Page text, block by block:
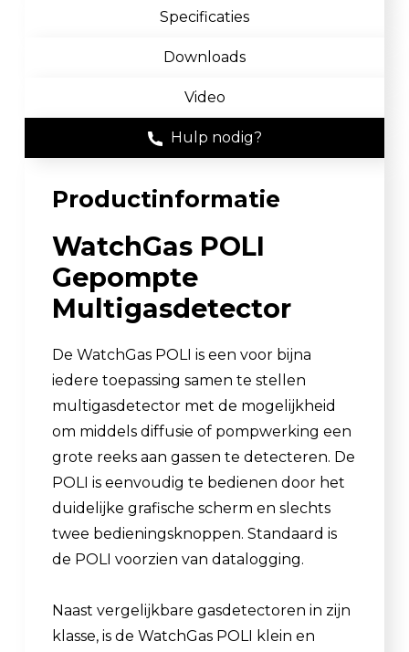
Specificaties
Downloads
Video
Hulp nodig?
Productinformatie
WatchGas POLI
Gepompte
Multigasdetector
De WatchGas POLI is een voor bijna
iedere toepassing samen te stellen
multigasdetector met de mogelijkheid
om middels diffusie of pompwerking een
grote reeks aan gassen te detecteren. De
POLI is eenvoudig te bedienen door het
duidelijke grafische scherm en slechts
twee bedieningsknoppen. Standaard is
de POLI voorzien van datalogging.
Naast vergelijkbare gasdetectoren in zijn
klasse, is de WatchGas POLI klein en